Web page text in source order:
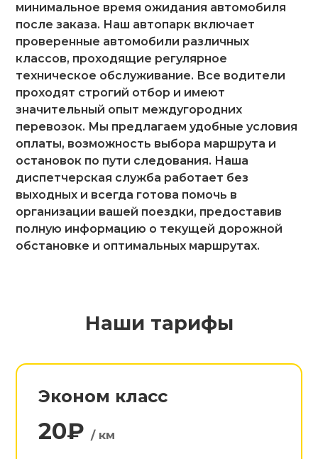
минимальное время ожидания автомобиля
после заказа. Наш автопарк включает
проверенные автомобили различных
классов, проходящие регулярное
техническое обслуживание. Все водители
проходят строгий отбор и имеют
значительный опыт междугородних
перевозок. Мы предлагаем удобные условия
оплаты, возможность выбора маршрута и
остановок по пути следования. Наша
диспетчерская служба работает без
выходных и всегда готова помочь в
организации вашей поездки, предоставив
полную информацию о текущей дорожной
обстановке и оптимальных маршрутах.
Наши тарифы
Эконом класс
20₽/ км